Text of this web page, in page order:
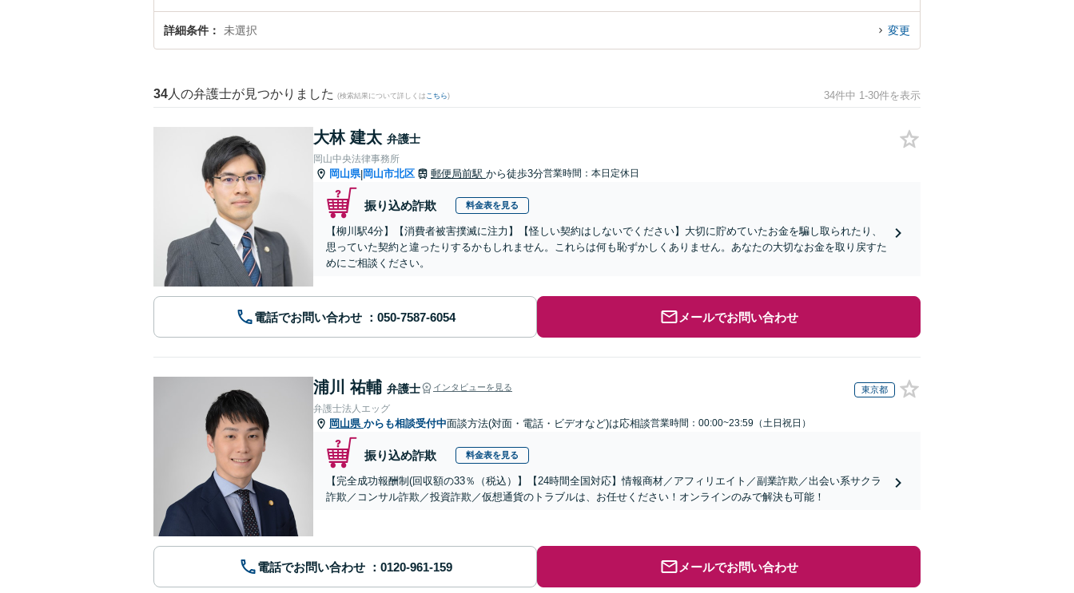
詳細条件 未選択 変更
34 人の弁護士が見つかりました (検索結果について詳しくは こちら) 34件中 1-30件を表示
大林 建太 弁護士
岡山中央法律事務所
岡山県|岡山市北区 郵便局前駅 から徒歩3分営業時間：本日定休日
振り込め詐欺 料金表を見る
【柳川駅4分】【消費者被害撲滅に注力】【怪しい契約はしないでください】大切に貯めていたお金を騙し取られたり、
思っていた契約と違ったりするかもしれません。これらは何も恥ずかしくありません。あなたの大切なお金を取り戻すた
めにご相談ください。
電話でお問い合わせ メールでお問い合わせ
浦川 祐輔 弁護士 インタビューを見る 東京都
弁護士法人エッグ
岡山県 からも相談受付中面談方法(対面・電話・ビデオなど)は応相談営業時間：00:00~23:59（土日祝日）
振り込め詐欺 料金表を見る
【完全成功報酬制(回収額の33％（税込）】【24時間全国対応】情報商材／アフィリエイト／副業詐欺／出会い系サクラ
詐欺／コンサル詐欺／投資詐欺／仮想通貨のトラブルは、お任せください！オンラインのみで解決も可能！
電話でお問い合わせ メールでお問い合わせ